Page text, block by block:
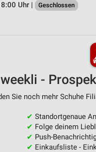
Uhr |
Geschlossen
weekli -
Sie noch mehr Schuhe
✔ Standortgenaue
✔ Folge deinem
✔ Push-
✔ Einkaufsliste -